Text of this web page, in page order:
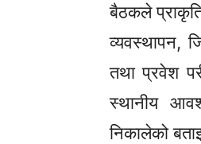
बैठकले
व्यवस्थापन,
तथा प्रवेश
स्थानीय
निकालेको